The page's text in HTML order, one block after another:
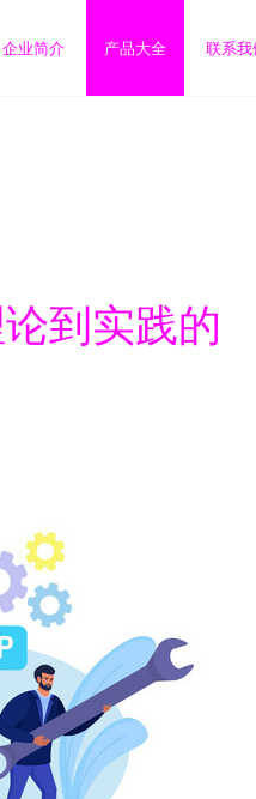
企业简介 产品大全 联系我
到实践的